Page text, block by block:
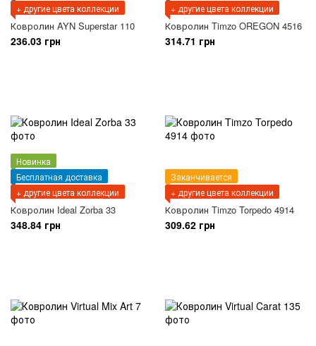
+ другие цвета коллекции
Ковролин AYN Superstar 110
236.03 грн
+ другие цвета коллекции
Ковролин Timzo OREGON 4516
314.71 грн
Новинка
Бесплатная доставка
+ другие цвета коллекции
Ковролин Ideal Zorba 33
348.84 грн
Заканчивается
+ другие цвета коллекции
Ковролин Timzo Torpedo 4914
309.62 грн